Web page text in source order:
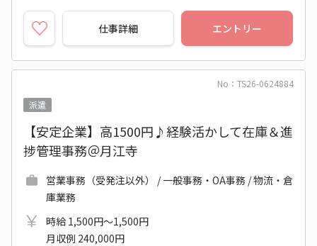
仕事詳細 エントリー
No：TS26-0624884
派遣
【安定企業】高1500円♪経験活かして在庫＆進
捗管理事務＠月江寺
営業事務（受発注以外） / 一般事務・OA事務 / 物流・倉
庫業務
時給 1,500円～1,500円
月収例 240,000円